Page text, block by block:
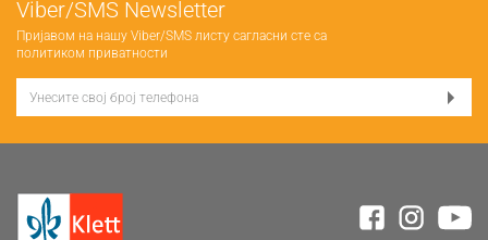
Viber/SMS Newsletter
Пријавом на нашу Viber/SMS листу сагласни сте са
политиком приватности